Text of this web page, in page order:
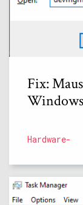
Fix:
Hardware-